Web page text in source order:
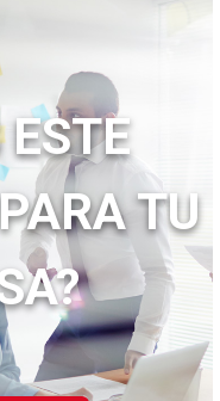
ESTE
TU